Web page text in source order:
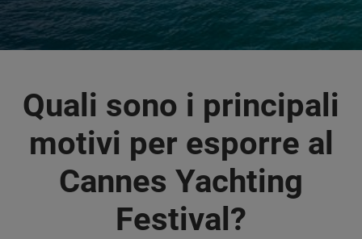
Quali sono i principali
motivi per esporre al
Cannes Yachting
Festival?